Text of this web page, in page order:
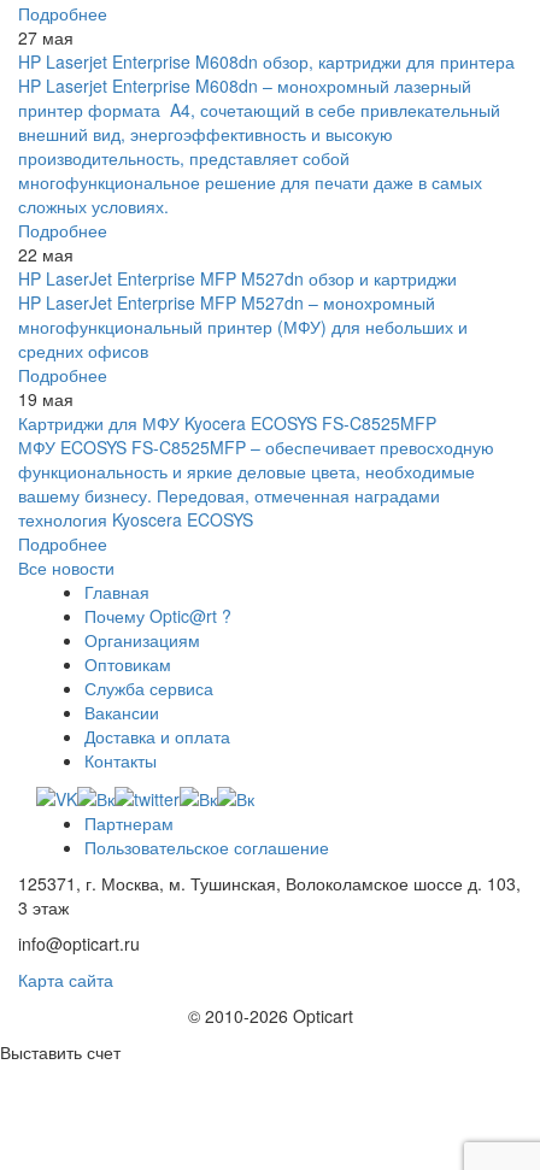
Подробнее
27 мая
HP Laserjet Enterprise M608dn обзор, картриджи для принтера
HP Laserjet Enterprise M608dn – монохромный лазерный
принтер формата A4, сочетающий в себе привлекательный
внешний вид, энергоэффективность и высокую
производительность, представляет собой
многофункциональное решение для печати даже в самых
сложных условиях.
Подробнее
22 мая
HP LaserJet Enterprise MFP M527dn обзор и картриджи
HP LaserJet Enterprise MFP M527dn – монохромный
многофункциональный принтер (МФУ) для небольших и
средних офисов
Подробнее
19 мая
Картриджи для МФУ Kyocera ECOSYS FS-C8525MFP
МФУ ECOSYS FS-C8525MFP – обеспечивает превосходную
функциональность и яркие деловые цвета, необходимые
вашему бизнесу. Передовая, отмеченная наградами
технология Kyoscera ECOSYS
Подробнее
Все новости
Главная
Почему Optic@rt ?
Организациям
Оптовикам
Служба сервиса
Вакансии
Доставка и оплата
Контакты
Партнерам
Пользовательское соглашение
125371, г. Москва, м. Тушинская, Волоколамское шоссе д. 103,
3 этаж
info@opticart.ru
Карта сайта
© 2010-2026 Opticart
Выставить счет